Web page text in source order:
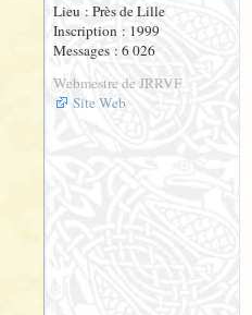
Lieu : Près de Lille
Inscription : 1999
Messages : 6 026
Webmestre de JRRVF
Site Web